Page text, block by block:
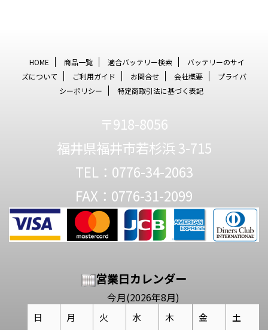
HOME 商品一覧 適合バッテリー検索
バッテリーのサイ
ズについて
ご利用ガイド お問合せ 会社概要
プライバ
シーポリシー
特定商取引法に基づく表記
〒918-8056
福井県福井市若杉浜 3-715
TEL：0776-34-2063
FAX：0776-31-2099
営業日カレンダー
今月(2026年8月)
日 月 火 水 木 金 土